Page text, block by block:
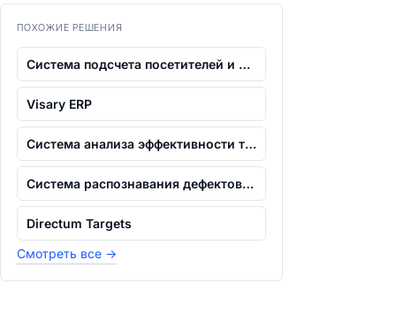
ПОХОЖИЕ РЕШЕНИЯ
Система подсчета посетителей и управле...
Visary ERP
Система анализа эффективности труда, к...
Система распознавания дефектов и брака...
Directum Targets
Смотреть все →